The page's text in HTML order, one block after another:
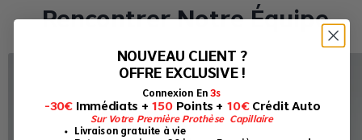
Rencontrer Notre Équipe
NOUVEAU CLIENT ?
OFFRE EXCLUSIVE !
Connexion En 3s
-30€Immédiats + 150Points + 10€Crédit Auto
Sur Votre Première Prothèse Capillaire
Livraison gratuite à vie